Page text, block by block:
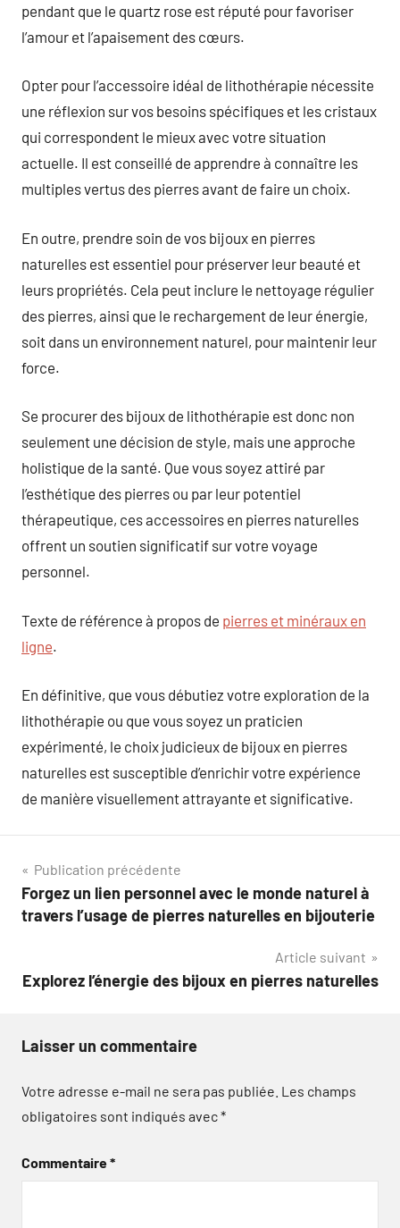
pendant que le quartz rose est réputé pour favoriser
l’amour et l’apaisement des cœurs.
Opter pour l’accessoire idéal de lithothérapie nécessite
une réflexion sur vos besoins spécifiques et les cristaux
qui correspondent le mieux avec votre situation
actuelle. Il est conseillé de apprendre à connaître les
multiples vertus des pierres avant de faire un choix.
En outre, prendre soin de vos bijoux en pierres
naturelles est essentiel pour préserver leur beauté et
leurs propriétés. Cela peut inclure le nettoyage régulier
des pierres, ainsi que le rechargement de leur énergie,
soit dans un environnement naturel, pour maintenir leur
force.
Se procurer des bijoux de lithothérapie est donc non
seulement une décision de style, mais une approche
holistique de la santé. Que vous soyez attiré par
l’esthétique des pierres ou par leur potentiel
thérapeutique, ces accessoires en pierres naturelles
offrent un soutien significatif sur votre voyage
personnel.
Texte de référence à propos de pierres et minéraux en
ligne.
En définitive, que vous débutiez votre exploration de la
lithothérapie ou que vous soyez un praticien
expérimenté, le choix judicieux de bijoux en pierres
naturelles est susceptible d’enrichir votre expérience
de manière visuellement attrayante et significative.
Navigation
de
Publication précédente
Forgez un lien personnel avec le monde naturel à
travers l’usage de pierres naturelles en bijouterie
Article suivant
Explorez l’énergie des bijoux en pierres naturelles
Laisser un commentaire
Votre adresse e-mail ne sera pas publiée. Les champs
obligatoires sont indiqués avec*
Commentaire*